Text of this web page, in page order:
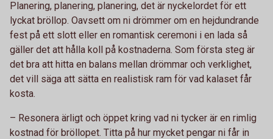
Planering, planering, planering, det är nyckelordet för ett
lyckat bröllop. Oavsett om ni drömmer om en hejdundrande
fest på ett slott eller en romantisk ceremoni i en lada så
gäller det att hålla koll på kostnaderna. Som första steg är
det bra att hitta en balans mellan drömmar och verklighet,
det vill säga att sätta en realistisk ram för vad kalaset får
kosta.
– Resonera ärligt och öppet kring vad ni tycker är en rimlig
kostnad för bröllopet. Titta på hur mycket pengar ni får in